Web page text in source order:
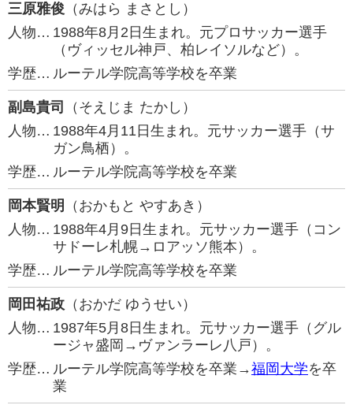
三原雅俊 （みはら まさとし）
人物… 1988年8月2日生まれ。元プロサッカー選手
（ヴィッセル神戸、柏レイソルなど）。
学歴… ルーテル学院高等学校を卒業
副島貴司
（そえじま たかし）
人物… 1988年4月11日生まれ。元サッカー選手（サ
ガン鳥栖）。
学歴… ルーテル学院高等学校を卒業
岡本賢明
（おかもと やすあき）
人物… 1988年4月9日生まれ。元サッカー選手（コン
サドーレ札幌→ロアッソ熊本）。
学歴… ルーテル学院高等学校を卒業
岡田祐政 （おかだ ゆうせい）
人物… 1987年5月8日生まれ。元サッカー選手（グル
ージャ盛岡→ヴァンラーレ八戸）。
学歴… ルーテル学院高等学校を卒業→福岡大学を卒
業